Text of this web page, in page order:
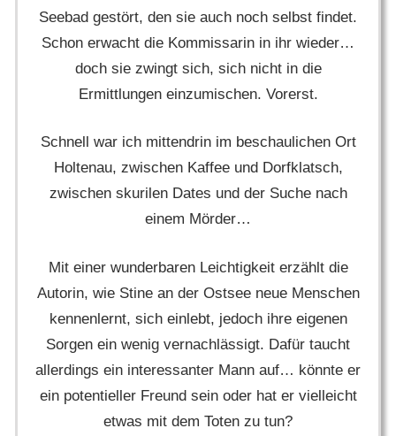
Seebad gestört, den sie auch noch selbst findet.
Schon erwacht die Kommissarin in ihr wieder…
doch sie zwingt sich, sich nicht in die
Ermittlungen einzumischen. Vorerst.
Schnell war ich mittendrin im beschaulichen Ort
Holtenau, zwischen Kaffee und Dorfklatsch,
zwischen skurilen Dates und der Suche nach
einem Mörder…
Mit einer wunderbaren Leichtigkeit erzählt die
Autorin, wie Stine an der Ostsee neue Menschen
kennenlernt, sich einlebt, jedoch ihre eigenen
Sorgen ein wenig vernachlässigt. Dafür taucht
allerdings ein interessanter Mann auf… könnte er
ein potentieller Freund sein oder hat er vielleicht
etwas mit dem Toten zu tun?